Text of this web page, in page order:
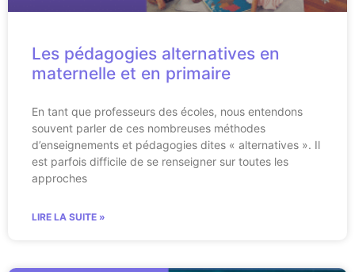
Les pédagogies alternatives en
maternelle et en primaire
En tant que professeurs des écoles, nous entendons
souvent parler de ces nombreuses méthodes
d’enseignements et pédagogies dites « alternatives ». Il
est parfois difficile de se renseigner sur toutes les
approches
LIRE LA SUITE »